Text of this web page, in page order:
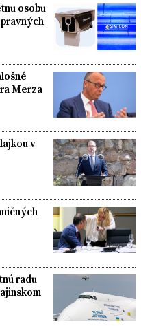
osobu
Merza
v
radu